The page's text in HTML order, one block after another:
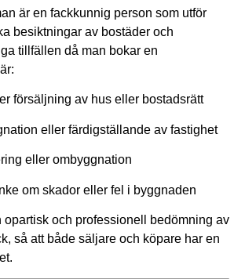
är en fackkunnig person som utför
besiktningar av bostäder och
tillfällen då man bokar en
försäljning av hus eller bostadsrätt
eller färdigställande av fastighet
eller ombyggnation
om skador eller fel i byggnaden
opartisk och professionell bedömning av
så att både säljare och köpare har en